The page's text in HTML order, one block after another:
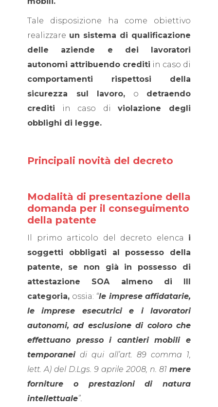
Tale disposizione ha come obiettivo
realizzare un sistema di qualificazione
delle aziende e dei lavoratori
autonomi attribuendo crediti in caso di
comportamenti rispettosi della
sicurezza sul lavoro, o detraendo
crediti in caso diviolazione degli
obblighi di legge.
Principali novità del decreto
Modalità di presentazione della
domanda per il conseguimento
della patente
Il primo articolo del decreto elenca i
soggetti obbligati al possesso della
patente, se non già in possesso di
attestazione SOA almeno di III
categoria, ossia: “le imprese affidatarie,
le imprese esecutrici e i lavoratori
autonomi, ad esclusione di coloro che
effettuano presso i cantieri mobili e
temporaneidi qui all’art. 89 comma 1,
lett. A) del D.Lgs. 9 aprile 2008, n. 81 mere
forniture o prestazioni di natura
intellettuale”.